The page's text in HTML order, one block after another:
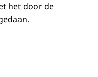
het door de